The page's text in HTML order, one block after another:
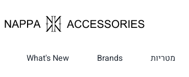
מטריות Brands
What's New